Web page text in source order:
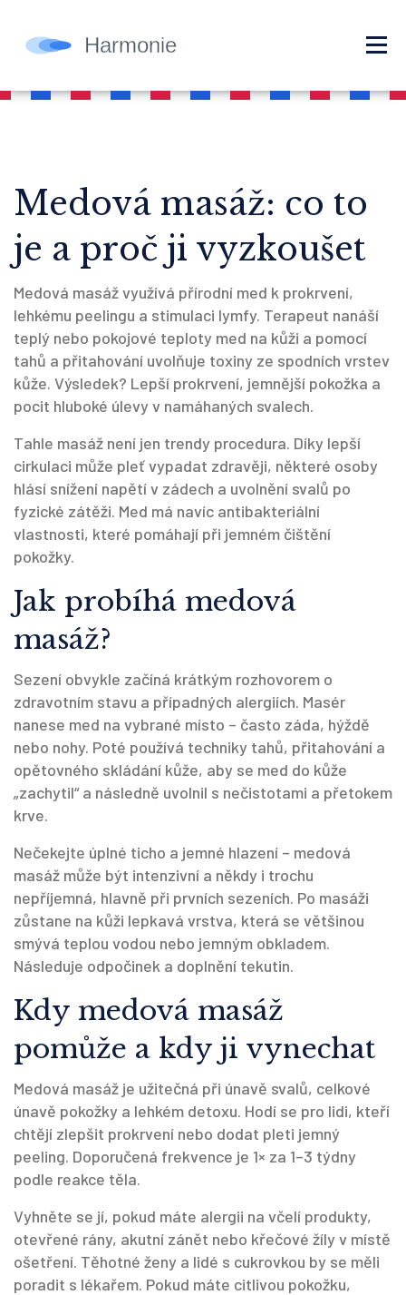
Medová masáž: co to
je a proč ji vyzkoušet
Medová masáž využívá přírodní med k prokrvení,
lehkému peelingu a stimulaci lymfy. Terapeut nanáší
teplý nebo pokojové teploty med na kůži a pomocí
tahů a přitahování uvolňuje toxiny ze spodních vrstev
kůže. Výsledek? Lepší prokrvení, jemnější pokožka a
pocit hluboké úlevy v namáhaných svalech.
Tahle masáž není jen trendy procedura. Díky lepší
cirkulaci může pleť vypadat zdravěji, některé osoby
hlásí snížení napětí v zádech a uvolnění svalů po
fyzické zátěži. Med má navíc antibakteriální
vlastnosti, které pomáhají při jemném čištění
pokožky.
Jak probíhá medová
masáž?
Sezení obvykle začíná krátkým rozhovorem o
zdravotním stavu a případných alergiích. Masér
nanese med na vybrané místo – často záda, hýždě
nebo nohy. Poté používá techniky tahů, přitahování a
opětovného skládání kůže, aby se med do kůže
„zachytil“ a následně uvolnil s nečistotami a přetokem
krve.
Nečekejte úplné ticho a jemné hlazení – medová
masáž může být intenzivní a někdy i trochu
nepříjemná, hlavně při prvních sezeních. Po masáži
zůstane na kůži lepkavá vrstva, která se většinou
smývá teplou vodou nebo jemným obkladem.
Následuje odpočinek a doplnění tekutin.
Kdy medová masáž
pomůže a kdy ji vynechat
Medová masáž je užitečná při únavě svalů, celkové
únavě pokožky a lehkém detoxu. Hodí se pro lidi, kteří
chtějí zlepšit prokrvení nebo dodat pleti jemný
peeling. Doporučená frekvence je 1× za 1–3 týdny
podle reakce těla.
Vyhněte se jí, pokud máte alergii na včelí produkty,
otevřené rány, akutní zánět nebo křečové žíly v místě
ošetření. Těhotné ženy a lidé s cukrovkou by se měli
poradit s lékařem. Pokud máte citlivou pokožku,